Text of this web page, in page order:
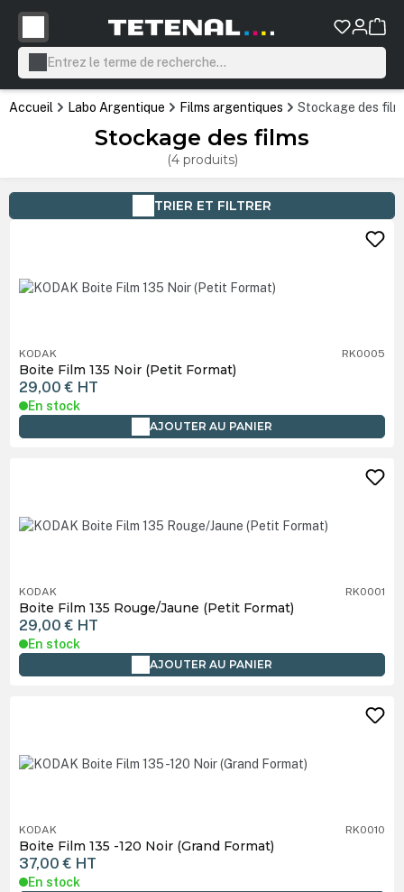
principal
Accueil Labo Argentique Films argentiques Stockage des
Stockage des films
(4 produits)
TRIER ET FILTRER
KODAK RK0005
Boite Film 135 Noir (Petit Format)
29,00 € HT
En stock
AJOUTER AU PANIER
KODAK RK0001
Boite Film 135 Rouge/Jaune (Petit Format)
29,00 € HT
En stock
AJOUTER AU PANIER
KODAK RK0010
Boite Film 135 -120 Noir (Grand Format)
37,00 € HT
En stock